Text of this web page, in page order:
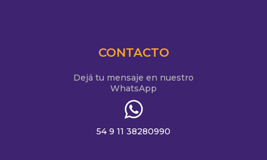
CONTACTO
Dejá tu mensaje en nuestro
WhatsApp
54 9 11 38280990